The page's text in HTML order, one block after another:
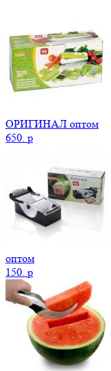
ОРИГИНАЛ оптом
650. p
оптом
150. p